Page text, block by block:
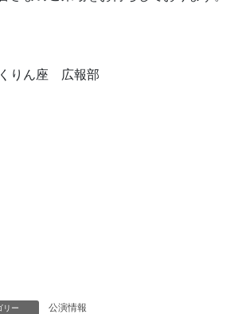
りん座 広報部
リー 公演情報